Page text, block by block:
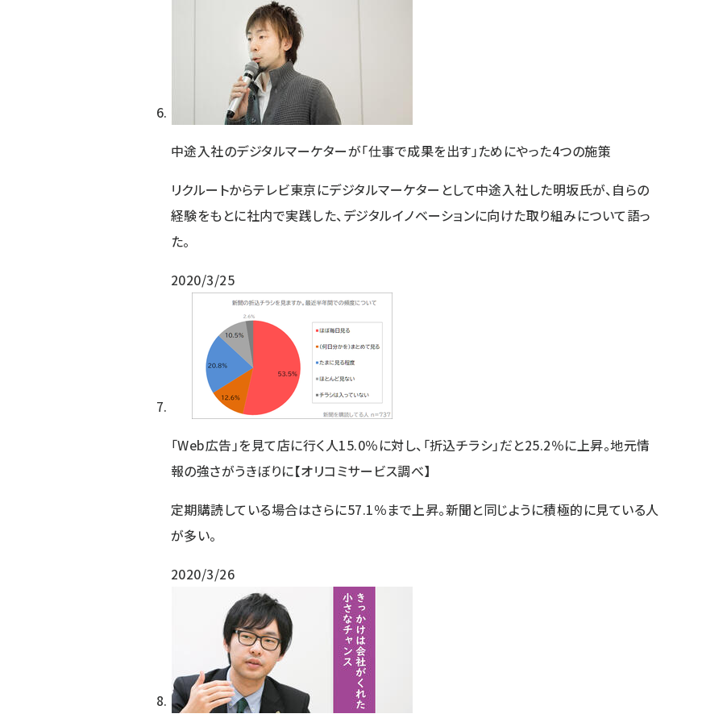
中途入社のデジタルマーケターが「仕事で成果を出す」ためにやった4つの施策
リクルートからテレビ東京にデジタルマーケターとして中途入社した明坂氏が、自らの
経験をもとに社内で実践した、デジタルイノベーションに向けた取り組みについて語っ
た。
2020/3/25
「Web広告」を見て店に行く人15.0％に対し、「折込チラシ」だと25.2％に上昇。地元情
報の強さがうきぼりに【オリコミサービス調べ】
定期購読している場合はさらに57.1％まで上昇。新聞と同じように積極的に見ている人
が多い。
2020/3/26